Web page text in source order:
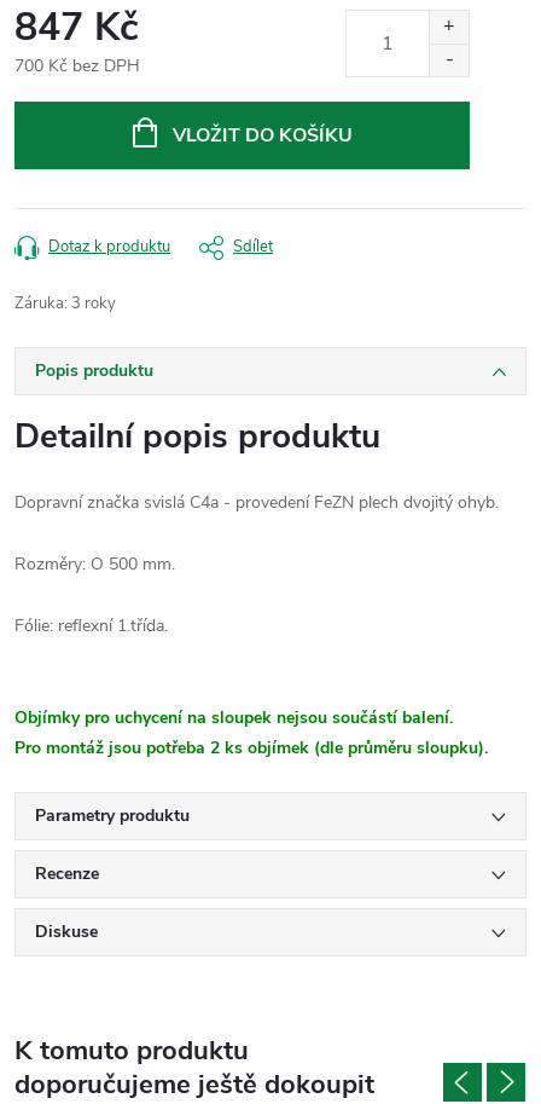
847 Kč
700 Kč bez DPH
VLOŽIT DO KOŠÍKU
Dotaz k produktu Sdílet
Záruka: 3 roky
Popis produktu
Detailní popis produktu
Dopravní značka svislá C4a - provedení FeZN plech dvojitý ohyb.
Rozměry: O 500 mm.
Fólie: reflexní 1.třída.
Objímky pro uchycení na sloupek nejsou součástí balení.
Pro montáž jsou potřeba 2 ks objímek (dle průměru sloupku).
Parametry produktu
Recenze
Diskuse
K tomuto produktu
doporučujeme ještě dokoupit